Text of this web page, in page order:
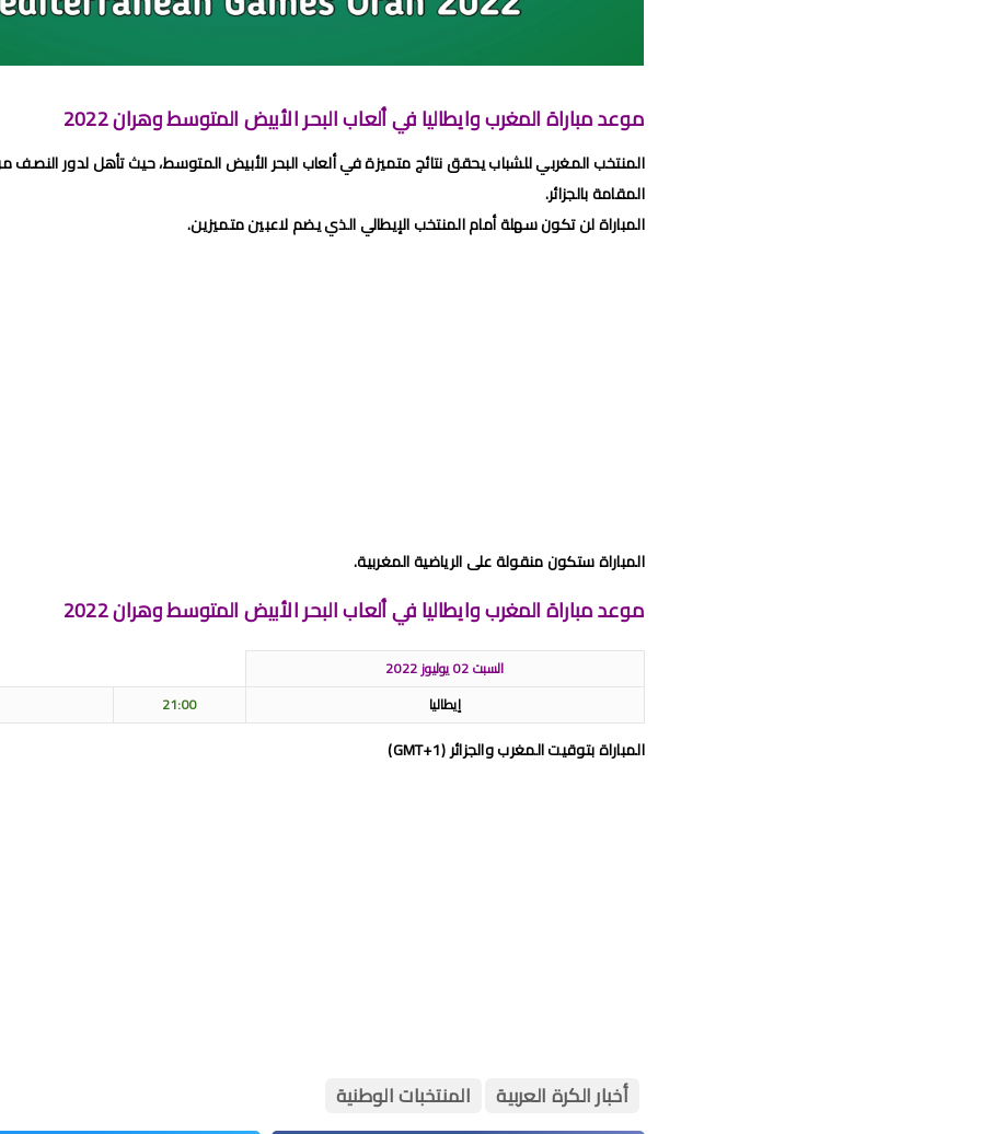
موعد مباراة الرجاء الرياضي و نهضة بركان مؤجل الجولة 27 من البطولة الوطنية
برنامج الجولة26 من القسم الوطني هواة 2024/2023
برنامج مباريات الرجاء الرياضي القادمة 2026
موعد مباراة المغرب وايطاليا في ألعاب البحر الأبيض المتوسط وهران 2022
المنتخب المغربي للشباب يحقق نتائج متميزة في ألعاب البحر الأبيض المتوسط، حيث تأهل لدور النصف
المقامة بالجزائر.
المباراة لن تكون سهلة أمام المنتخب الإيطالي الذي يضم لاعبين متميزين.
المباراة ستكون منقولة على الرياضية المغربية.
موعد مباراة المغرب وايطاليا في ألعاب البحر الأبيض المتوسط وهران 2022
السبت 02 يوليوز 2022
إيطاليا
21:00
المباراة بتوقيت المغرب والجزائر (GMT+1)
أخبار الكرة العربية المنتخبات الوطنية